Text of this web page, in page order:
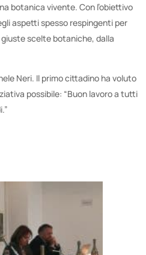
botanica vivente. Con l’obiettivo
aspetti spesso respingenti per
scelte botaniche, dalla
Neri. Il primo cittadino ha voluto
possibile: “Buon lavoro a tutti